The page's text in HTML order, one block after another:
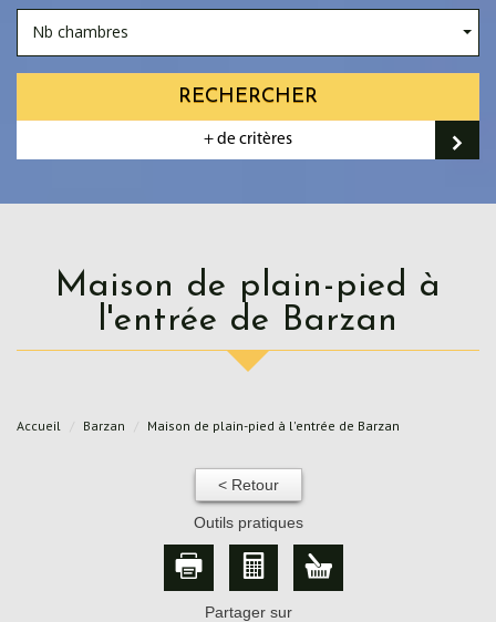
Nb chambres
RECHERCHER
+ de critères
Maison de plain-pied à
l'entrée de Barzan
Accueil Barzan Maison de plain-pied à l'entrée de Barzan
< Retour
Outils pratiques
Partager sur